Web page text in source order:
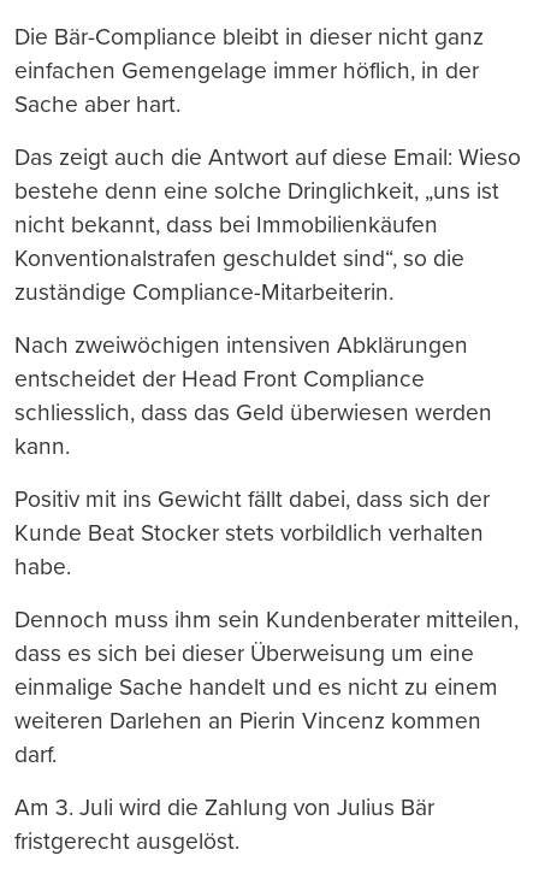
Die Bär-Compliance bleibt in dieser nicht ganz
einfachen Gemengelage immer höflich, in der
Sache aber hart.
Das zeigt auch die Antwort auf diese Email: Wieso
bestehe denn eine solche Dringlichkeit, „uns ist
nicht bekannt, dass bei Immobilienkäufen
Konventionalstrafen geschuldet sind“, so die
zuständige Compliance-Mitarbeiterin.
Nach zweiwöchigen intensiven Abklärungen
entscheidet der Head Front Compliance
schliesslich, dass das Geld überwiesen werden
kann.
Positiv mit ins Gewicht fällt dabei, dass sich der
Kunde Beat Stocker stets vorbildlich verhalten
habe.
Dennoch muss ihm sein Kundenberater mitteilen,
dass es sich bei dieser Überweisung um eine
einmalige Sache handelt und es nicht zu einem
weiteren Darlehen an Pierin Vincenz kommen
darf.
Am 3. Juli wird die Zahlung von Julius Bär
fristgerecht ausgelöst.